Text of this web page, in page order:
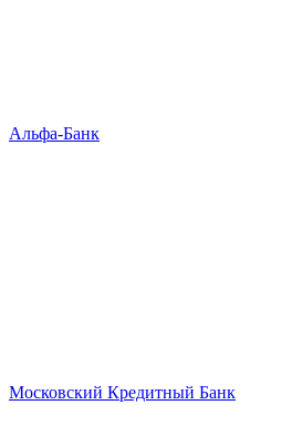
Альфа-Банк
Московский Кредитный Банк